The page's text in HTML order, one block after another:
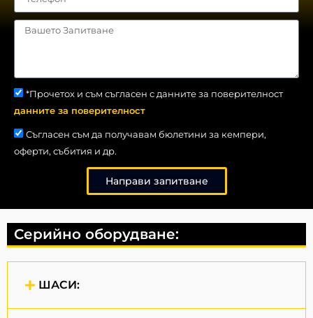
*Прочетох и съм съгласен с данните за поверителност
данните за поверителност
Съгласен съм да получавам бюлетини за кемпери,
оферти, събития и др.
Направи запитване
Серийно оборудване:
ШАСИ: